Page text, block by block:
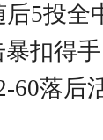
后5投
扣得
落后